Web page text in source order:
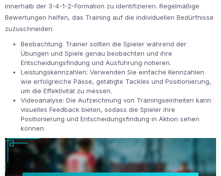
innerhalb der 3-4-1-2-Formation zu identifizieren. Regelmäßige
Bewertungen helfen, das Training auf die individuellen Bedürfnisse
zuzuschneiden.
Beobachtung: Trainer sollten die Spieler während der
Übungen und Spiele genau beobachten und ihre
Entscheidungsfindung und Ausführung notieren.
Leistungskennzahlen: Verwenden Sie einfache Kennzahlen
wie erfolgreiche Pässe, getätigte Tackles und Positionierung,
um die Effektivität zu messen.
Videoanalyse: Die Aufzeichnung von Trainingseinheiten kann
visuelles Feedback bieten, sodass die Spieler ihre
Positionierung und Entscheidungsfindung in Aktion sehen
können.